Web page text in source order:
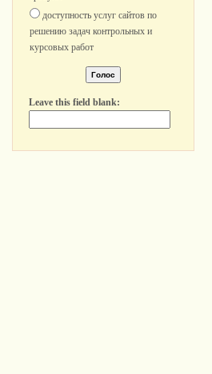
доступность услуг сайтов по
решению задач контрольных и
курсовых работ
Leave this field blank: